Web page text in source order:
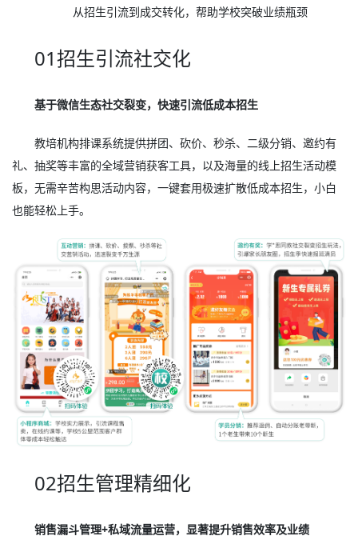
从招生引流到成交转化，帮助学校突破业绩瓶颈
01招生引流社交化
基于微信生态社交裂变，快速引流低成本招生
教培机构排课系统提供拼团、砍价、秒杀、二级分销、邀约有
礼、抽奖等丰富的全域营销获客工具，以及海量的线上招生活动模
板，无需辛苦构思活动内容，一键套用极速扩散低成本招生，小白
也能轻松上手。
02招生管理精细化
销售漏斗管理+私域流量运营，显著提升销售效率及业绩